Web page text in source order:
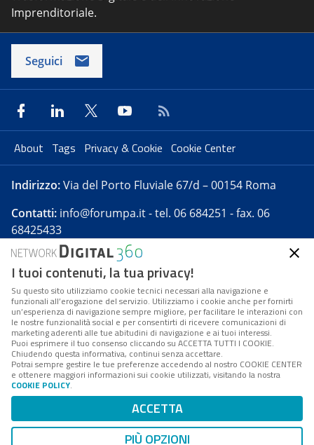
Imprenditoriale.
Seguici
About Tags Privacy & Cookie Cookie Center
Indirizzo:Via del Porto Fluviale 67/d – 00154 Roma
Contatti: info@forumpa.it- tel. 06 684251 - fax. 06
68425433
Forumpa.itè una pubblicazione telematica iscritta
presso Registro della stampa del Tribunale di Roma -
Reg. n. 182 del 2 maggio 2008 - Direttore resp. Michela
Stentella
FPA s.r.l. è società soggetta a Direzione e
Coordinamento da parte di Digital360 S.p.A. - FPA s.r.l.
è un'azienda certificata per il sistema di management
Codice Fiscale/Partita IVA n. 10693191008 - R.E.A. Roma
n. 1249791. ISP AWS
Mappa del sito
I tuoi contenuti, la tua privacy!
Su questo sito utilizziamo cookie tecnici necessari alla navigazione e
funzionali all’erogazione del servizio. Utilizziamo i cookie anche per fornirti
un’esperienza di navigazione sempre migliore, per facilitare le interazioni con
le nostre funzionalità social e per consentirti di ricevere comunicazioni di
marketing aderenti alle tue abitudini di navigazione e ai tuoi interessi.
Puoi esprimere il tuo consenso cliccando su ACCETTA TUTTI I COOKIE.
Chiudendo questa informativa, continui senza accettare.
Potrai sempre gestire le tue preferenze accedendo al nostro COOKIE CENTER
e ottenere maggiori informazioni sui cookie utilizzati, visitando la nostra
COOKIE POLICY.
ACCETTA
PIÙ OPZIONI